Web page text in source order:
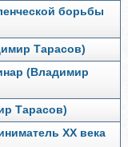
борьбы
Тарасов)
(Владимир
Тарасов)
ХХ века